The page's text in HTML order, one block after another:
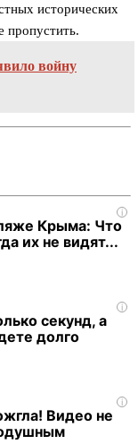
исторических
пропустить.
войну
i
Крыма: Что
их не видят...
i
секунд, а
долго
i
Видео не